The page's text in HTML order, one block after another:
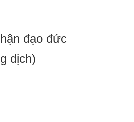
đạo đức
dịch)